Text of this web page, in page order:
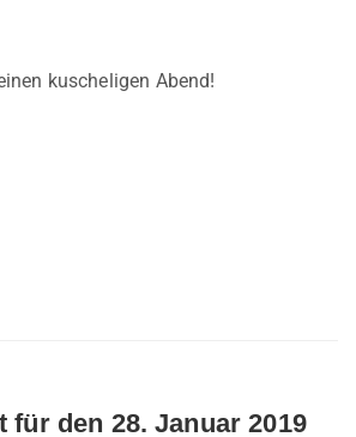
kuscheligen Abend!
für den 28. Januar 2019